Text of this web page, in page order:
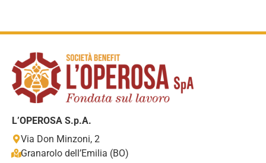
L’OPEROSA S.p.A.
Via Don Minzoni, 2
Granarolo dell’Emilia (BO)